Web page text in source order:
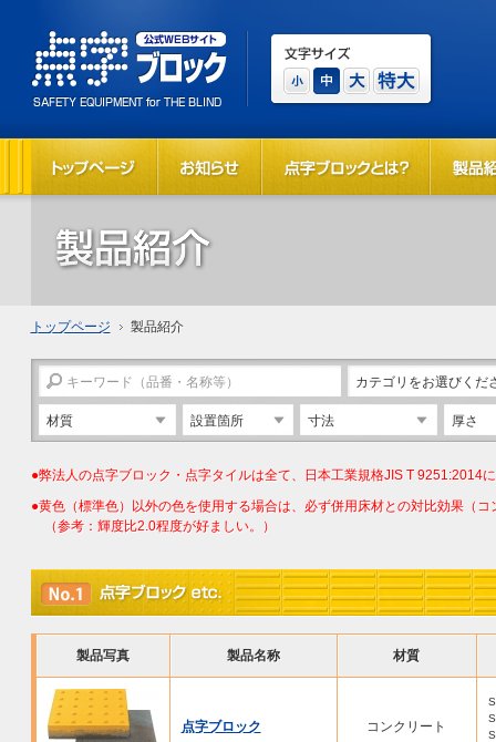
トップページ 製品紹介
カテゴリをお選びくだ
材質 設置箇所 寸法 厚さ
●弊法人の点字ブロック・点字タイルは全て、日本工業規格JIS T 9251:2014
●黄色（標準色）以外の色を使用する場合は、必ず併用床材との対比効果（
（参考：輝度比2.0程度が好ましい。）
製品写真 製品名称 材質
点字ブロック コンクリート